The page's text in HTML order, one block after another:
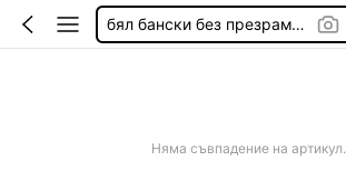
бял бански без презрамки
Няма съвпадение на артикул.